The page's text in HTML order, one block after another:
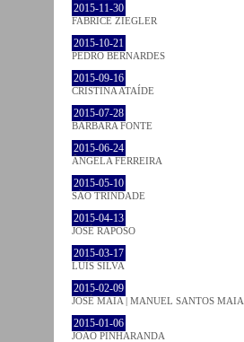
2015-11-30
FABRICE ZIEGLER
2015-10-21
PEDRO BERNARDES
2015-09-16
CRISTINA ATAÍDE
2015-07-28
BÁRBARA FONTE
2015-06-24
ÂNGELA FERREIRA
2015-05-10
SÃO TRINDADE
2015-04-13
JOSÉ RAPOSO
2015-03-17
LUÍS SILVA
2015-02-09
JOSÉ MAIA | MANUEL SANTOS MAIA
2015-01-06
JOÃO PINHARANDA